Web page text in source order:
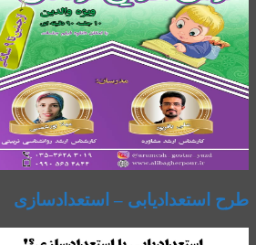
طرح استعدادیابی – استعدادسازی